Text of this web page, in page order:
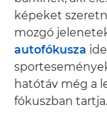
képeket
mozgó
autofókusza
hatótáv még a
fókuszban tartja.